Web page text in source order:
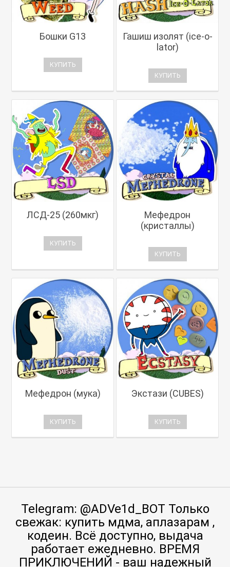
Бошки G13
КУПИТЬ
Гашиш изолят (ice-o-
lator)
КУПИТЬ
ЛСД-25 (260мкг)
КУПИТЬ
Мефедрон
(кристаллы)
КУПИТЬ
Мефедрон (мука)
КУПИТЬ
Экстази (CUBES)
КУПИТЬ
Telegram: @ADVe1d_BOT Только
свежак: купить мдма, аплазарам ,
кодеин. Всё доступно, выдача
работает ежедневно. ВРЕМЯ
ПРИКЛЮЧЕНИЙ - ваш надежный